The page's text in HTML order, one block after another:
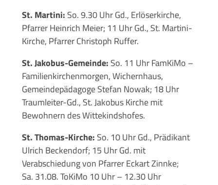
St. Martini: So. 9.30 Uhr Gd., Erlöserkirche,
Pfarrer Heinrich Meier; 11 Uhr Gd., St. Martini-
Kirche, Pfarrer Christoph Ruffer.
St. Jakobus-Gemeinde: So. 11 Uhr FamKiMo –
Familienkirchenmorgen, Wichernhaus,
Gemeindepädagoge Stefan Nowak; 18 Uhr
Traumleiter-Gd., St. Jakobus Kirche mit
Bewohnern des Wittekindshofes.
St. Thomas-Kirche: So. 10 Uhr Gd., Prädikant
Ulrich Beckendorf; 15 Uhr Gd. mit
Verabschiedung von Pfarrer Eckart Zinnke;
Sa. 31.08. ToKiMo 10 Uhr – 12.30 Uhr